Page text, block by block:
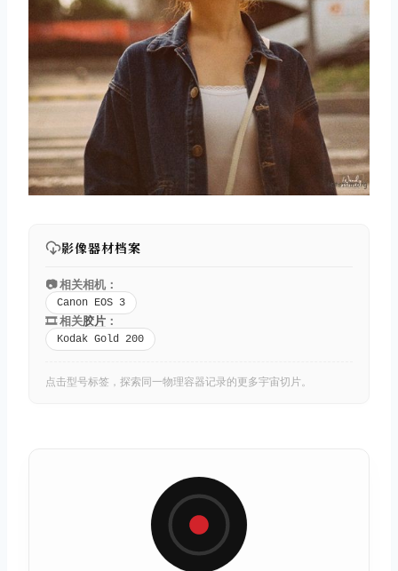
影像器材档案
📷 相关相机：
Canon EOS 3
🎞️ 相关胶片 ：
Kodak Gold 200
点击型号标签，探索同一物理容器记录的更多宇宙切片。